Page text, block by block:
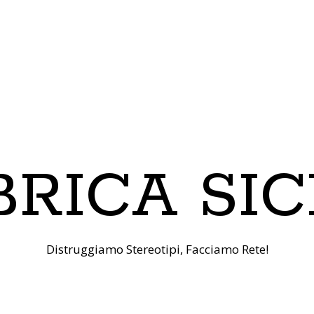
Distruggiamo Stereotipi, Facciamo Rete!